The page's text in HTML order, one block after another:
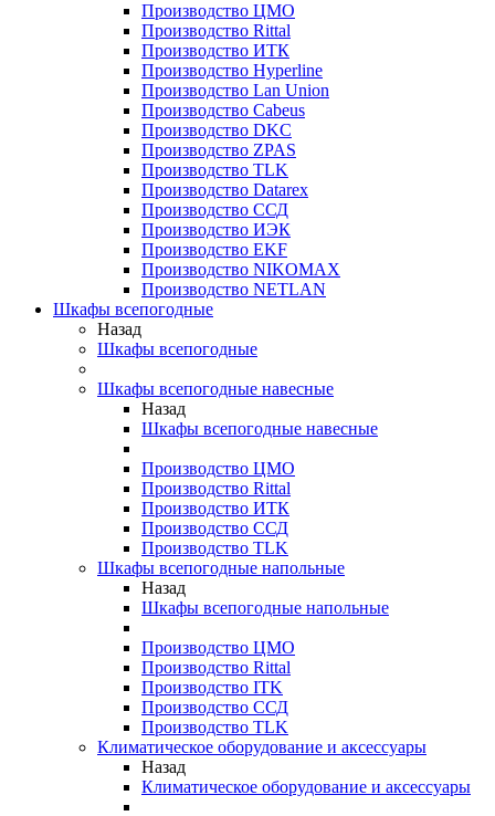
Производство ЦМО
Производство Rittal
Производство ИТК
Производство Hyperline
Производство Lan Union
Производство Cabeus
Производство DKC
Производство ZPAS
Производство TLK
Производство Datarex
Производство ССД
Производство ИЭК
Производство EKF
Производство NIKOMAX
Производство NETLAN
Шкафы всепогодные
Назад
Шкафы всепогодные
Шкафы всепогодные навесные
Назад
Шкафы всепогодные навесные
Производство ЦМО
Производство Rittal
Производство ИТК
Производство ССД
Производство TLK
Шкафы всепогодные напольные
Назад
Шкафы всепогодные напольные
Производство ЦМО
Производство Rittal
Производство ITK
Производство ССД
Производство TLK
Климатическое оборудование и аксессуары
Назад
Климатическое оборудование и аксессуары